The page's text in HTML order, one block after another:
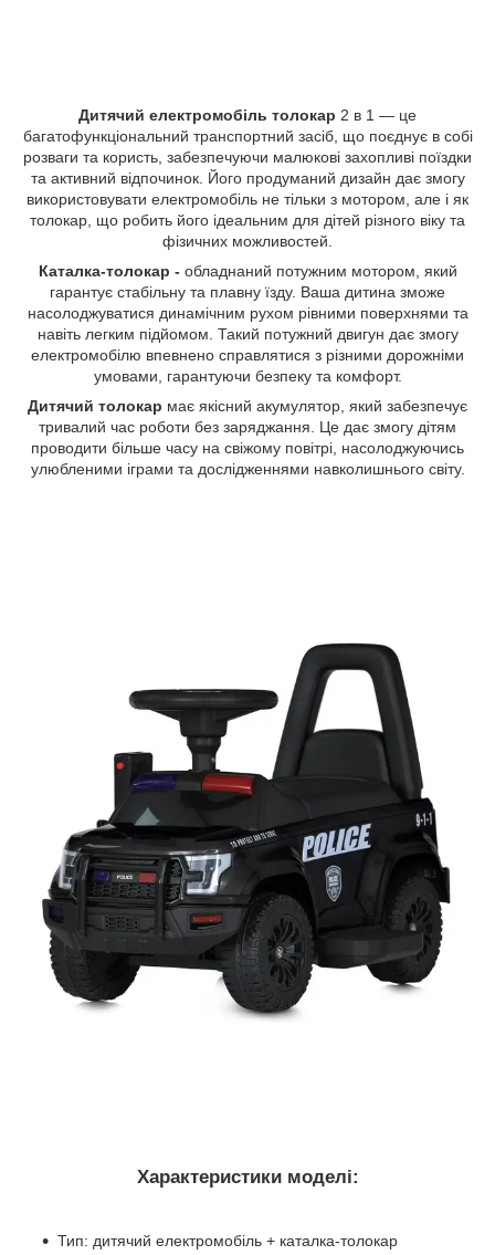
Дитячий електромобіль толокар 2 в 1 — це
багатофункціональний транспортний засіб, що поєднує в собі
розваги та користь, забезпечуючи малюкові захопливі поїздки
та активний відпочинок. Його продуманий дизайн дає змогу
використовувати електромобіль не тільки з мотором, але і як
толокар, що робить його ідеальним для дітей різного віку та
фізичних можливостей.
Каталка-толокар - обладнаний потужним мотором, який
гарантує стабільну та плавну їзду. Ваша дитина зможе
насолоджуватися динамічним рухом рівними поверхнями та
навіть легким підйомом. Такий потужний двигун дає змогу
електромобілю впевнено справлятися з різними дорожніми
умовами, гарантуючи безпеку та комфорт.
Дитячий толокар має якісний акумулятор, який забезпечує
тривалий час роботи без заряджання. Це дає змогу дітям
проводити більше часу на свіжому повітрі, насолоджуючись
улюбленими іграми та дослідженнями навколишнього світу.
Характеристики моделі:
Тип: дитячий електромобіль + каталка-толокар